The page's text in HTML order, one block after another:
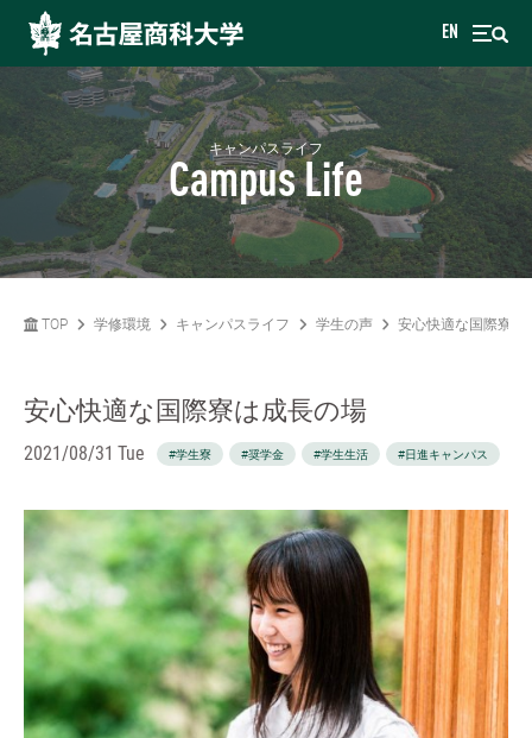
EN
キャンパスライフ
Campus Life
TOP 学修環境 キャンパスライフ 学生の声 安心快適な国際寮は
安心快適な国際寮は成長の場
2021/08/31 Tue #学生寮 #奨学金 #学生生活 #日進キャンパス